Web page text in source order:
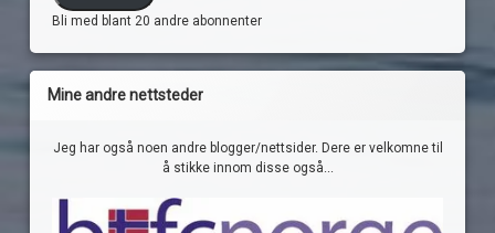
Bli med blant 20 andre abonnenter
Mine andre nettsteder
Jeg har også noen andre blogger/nettsider. Dere er velkomne til
å stikke innom disse også...